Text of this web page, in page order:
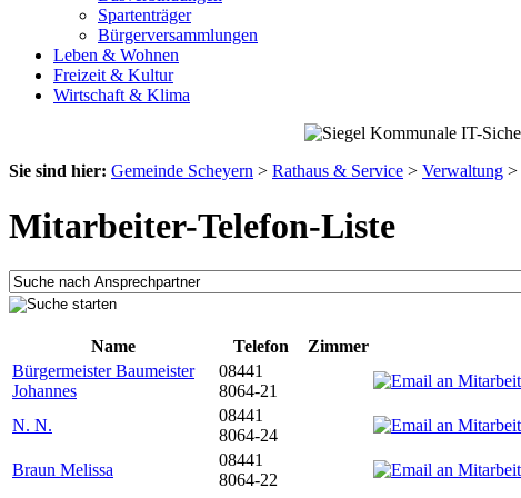
Spartenträger
Bürgerversammlungen
Leben & Wohnen
Freizeit & Kultur
Wirtschaft & Klima
Sie sind hier: Gemeinde Scheyern > Rathaus & Service > Verwaltung >
Mitarbeiter-Telefon-Liste
Name
Telefon Zimmer
Bürgermeister Baumeister
Johannes
08441
8064-21
N. N.
08441
8064-24
Braun Melissa
08441
8064-22